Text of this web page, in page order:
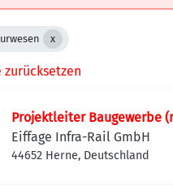
zurücksetzen
Projektleiter Baugewerbe
Eiffage Infra-Rail GmbH
44652 Herne, Deutschland